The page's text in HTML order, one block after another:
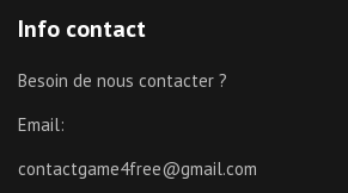
Info contact
Besoin de nous contacter ?
Email:
contactgame4free@gmail.com